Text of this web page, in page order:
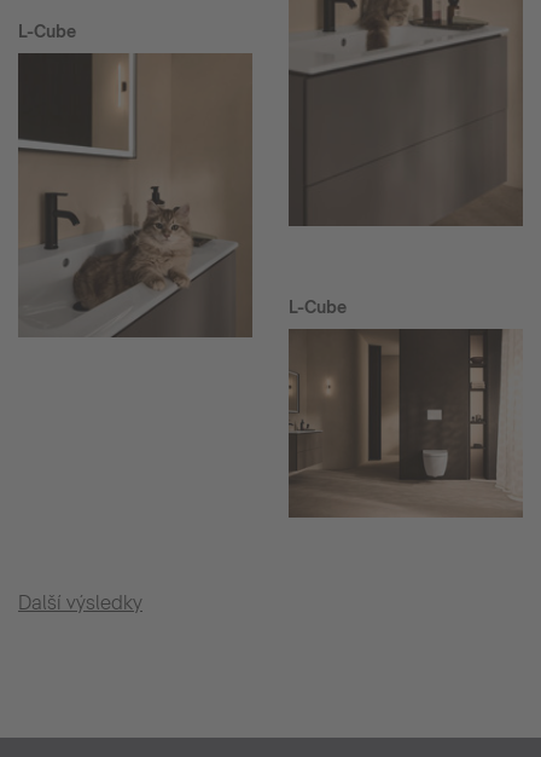
L-Cube
L-Cube
Další výsledky